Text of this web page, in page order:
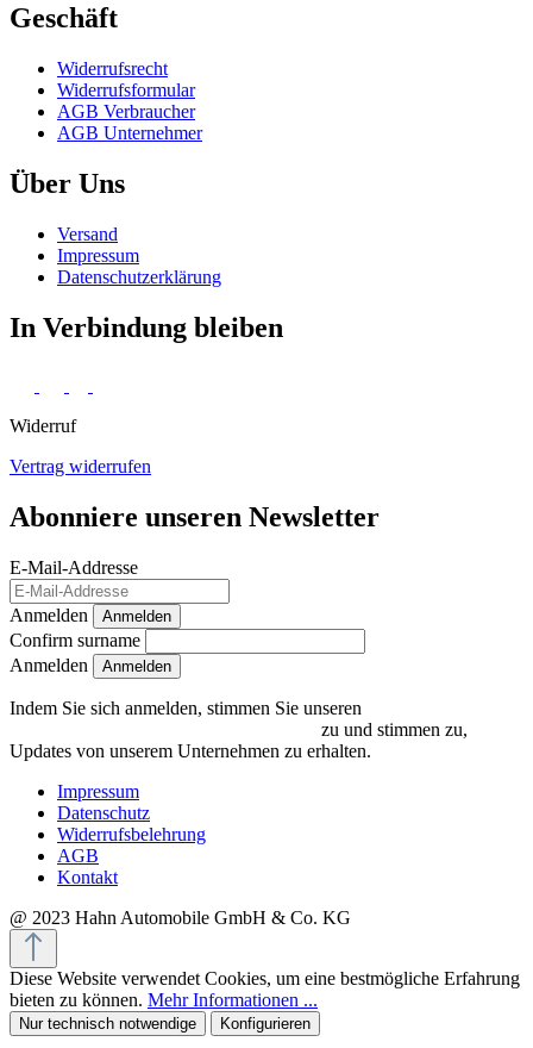
Geschäft
Widerrufs­recht
Widerrufs­formular
AGB Verbraucher
AGB Unternehmer
Über Uns
Versand
Impressum
Daten­schutz­erklärung
In Verbindung bleiben
Widerruf
Vertrag widerrufen
Abonniere unseren Newsletter
E-Mail-Addresse
Anmelden Anmelden
Confirm surname
Anmelden
Indem Sie sich anmelden, stimmen Sie unseren
zu und stimmen zu,
Updates von unserem Unternehmen zu erhalten.
Impressum
Datenschutz
Widerrufsbelehrung
AGB
Kontakt
@ 2023 Hahn Automobile GmbH & Co. KG
Diese Website verwendet Cookies, um eine bestmögliche Erfahrung
bieten zu können. Mehr Informationen ...
Nur technisch notwendige Konfigurieren